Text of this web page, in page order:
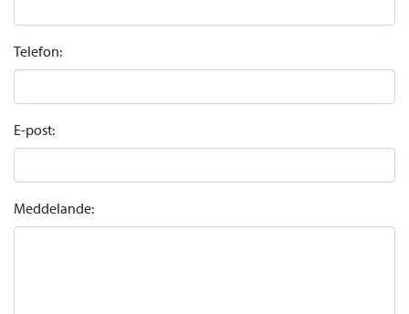
Telefon:
E-post:
Meddelande: